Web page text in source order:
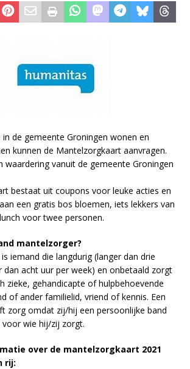
de gemeente Groningen wonen en
kunnen de Mantelzorgkaart aanvragen.
waardering vanuit de gemeente Groningen
bestaat uit coupons voor leuke acties en
een gratis bos bloemen, iets lekkers van
voor twee personen.
mantelzorger?
iemand die langdurig (langer dan drie
dan acht uur per week) en onbetaald zorgt
zieke, gehandicapte of hulpbehoevende
of ander familielid, vriend of kennis. Een
zorg omdat zij/hij een persoonlijke band
wie hij/zij zorgt.
over de mantelzorgkaart 2021
rij: